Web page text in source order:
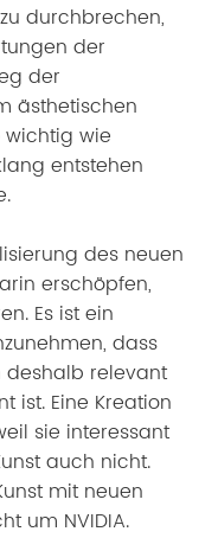
durchbrechen,
der
der
ästhetischen
wichtig wie
entstehen
des neuen
erschöpfen,
Es ist ein
dass
deshalb relevant
ist. Eine Kreation
sie interessant
auch nicht.
mit neuen
um NVIDIA.